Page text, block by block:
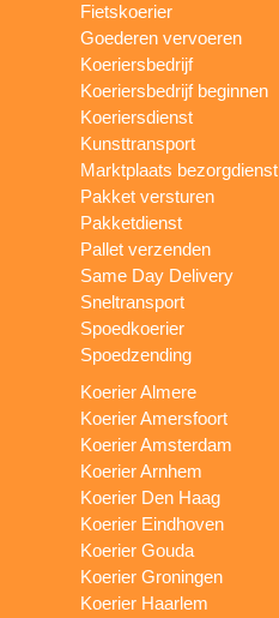
Fietskoerier
Goederen vervoeren
Koeriersbedrijf
Koeriersbedrijf beginnen
Koeriersdienst
Kunsttransport
Marktplaats bezorgdienst
Pakket versturen
Pakketdienst
Pallet verzenden
Same Day Delivery
Sneltransport
Spoedkoerier
Spoedzending
Koerier Almere
Koerier Amersfoort
Koerier Amsterdam
Koerier Arnhem
Koerier Den Haag
Koerier Eindhoven
Koerier Gouda
Koerier Groningen
Koerier Haarlem